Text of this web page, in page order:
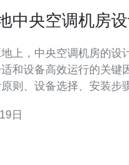
中央空调机房
上，中央空调机房的设
和设备高效运行的关键
则、设备选择、安装步
适的中央空调机房？
日